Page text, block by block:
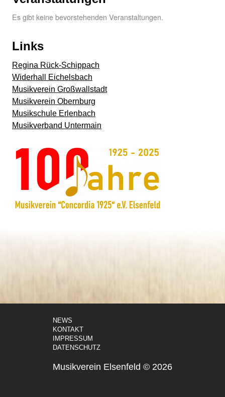
Es gibt keine bevorstehenden Veranstaltungen.
Links
Regina Rück-Schippach
Widerhall Eichelsbach
Musikverein Großwallstadt
Musikverein Obernburg
Musikschule Erlenbach
Musikverband Untermain
NEWS
KONTAKT
IMPRESSUM
DATENSCHUTZ
Musikverein Elsenfeld © 2026